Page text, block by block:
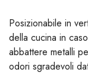
Posizionabile in
della cucina in
abbattere metalli
odori sgradevoli